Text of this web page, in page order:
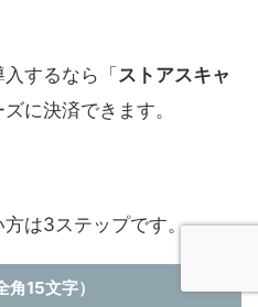
入するなら「ストアスキャ
に決済できます。
方は3 ステップです。
角15文字）